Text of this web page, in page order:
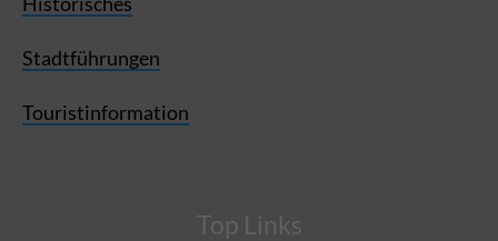
Stadtführungen
Touristinformation
Top Links